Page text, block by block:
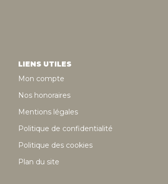
LIENS UTILES
Mon compte
Nos honoraires
Mentions légales
Politique de confidentialité
Politique des cookies
Plan du site